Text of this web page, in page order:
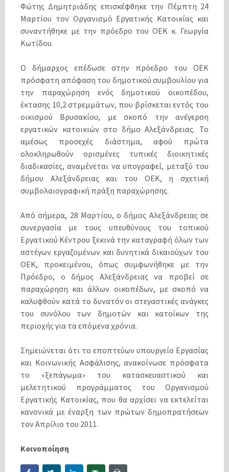
Φώτης Δημητριάδης επισκέφθηκε την Πέμπτη 24
Μαρτίου τον Οργανισμό Εργατικής Κατοικίας και
συναντήθηκε με την πρόεδρο του ΟΕΚ κ. Γεωργία
Κωτίδου.
Ο δήμαρχος επέδωσε στην πρόεδρο του ΟΕΚ
πρόσφατη απόφαση του δημοτικού συμβουλίου για
την παραχώρηση ενός δημοτικού οικοπέδου,
έκτασης 10,2 στρεμμάτων, που βρίσκεται εντός του
οικισμού Βρυσακίου, με σκοπό την ανέγερση
εργατικών κατοικιών στο δήμο Αλεξάνδρειας. Το
αμέσως προσεχές διάστημα, αφού πρώτα
ολοκληρωθούν ορισμένες τυπικές διοικητικές
διαδικασίες, αναμένεται να υπογραφεί, μεταξύ του
δήμου Αλεξάνδρειας και του ΟΕΚ, η σχετική
συμβολαιογραφική πράξη παραχώρησης.
Από σήμερα, 28 Μαρτίου, ο δήμος Αλεξάνδρειας σε
συνεργασία με τους υπευθύνους του τοπικού
Εργατικού Κέντρου ξεκινά την καταγραφή όλων των
αστέγων εργαζομένων και δυνητικά δικαιούχων του
ΟΕΚ, προκειμένου, όπως συμφωνήθηκε με την
Πρόεδρο, ο δήμος Αλεξάνδρειας να προβεί σε
παραχώρηση και άλλων οικοπέδων, με σκοπό να
καλυφθούν κατά το δυνατόν οι στεγαστικές ανάγκες
του συνόλου των δημοτών και κατοίκων της
περιοχής για τα επόμενα χρόνια.
Σημειώνεται ότι το εποπτεύων υπουργείο Εργασίας
και Κοινωνικής Ασφάλισης, ανακοίνωσε πρόσφατα
το «ξεπάγωμα» του κατασκευαστικού και
μελετητικού προγράμματος του Οργανισμού
Εργατικής Κατοικίας, που θα αρχίσει να εκτελείται
κανονικά με έναρξη των πρώτων δημοπρατήσεων
τον Απρίλιο του 2011.
Κοινοποίηση